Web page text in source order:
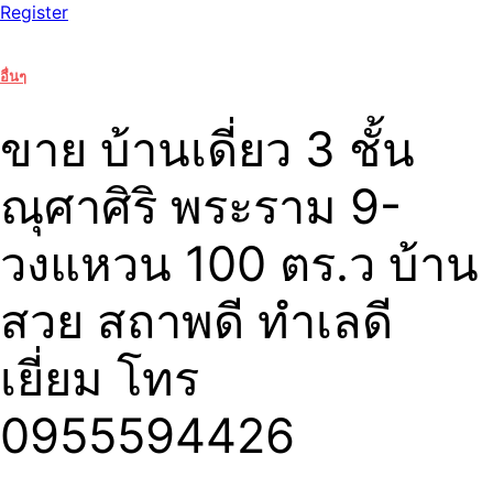
Register
อื่นๆ
ขาย บ้านเดี่ยว 3 ชั้น
ณุศาศิริ พระราม 9-
วงแหวน 100 ตร.ว บ้าน
สวย สถาพดี ทำเลดี
เยี่ยม โทร
0955594426